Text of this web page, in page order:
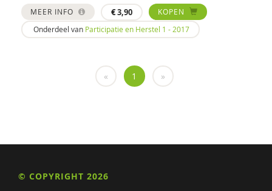
psychiater
Schrijven
Max A. Huber
MEER INFO €3,90
KOPEN
Onderdeel van Participatie en Herstel 1 - 2017
« 1 »
© COPYRIGHT 2026